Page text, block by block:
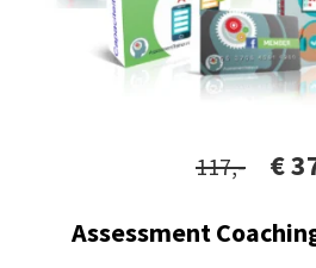
117,- €
Assessment